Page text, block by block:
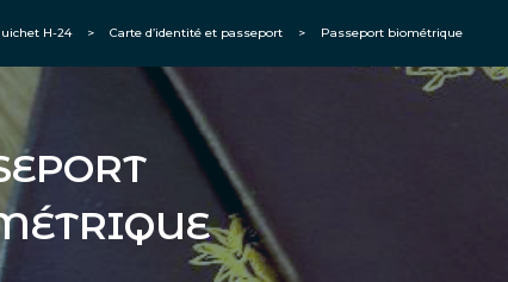
H-24 > Carte d’identité et passeport > Passeport biométrique